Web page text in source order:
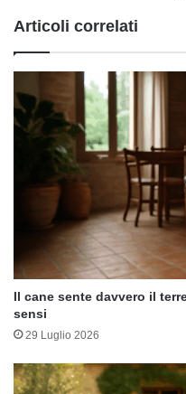
Articoli correlati
Il cane sente davvero il
sensi
29 Luglio 2026